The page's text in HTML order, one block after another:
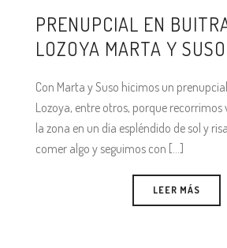
PRENUPCIAL EN
LOZOYA MARTA Y
Con Marta y Suso hicimos un
Lozoya, entre otros, porque recorrimos
la zona en un día espléndido de sol y
comer algo y seguimos con [...]
LEER MÁS